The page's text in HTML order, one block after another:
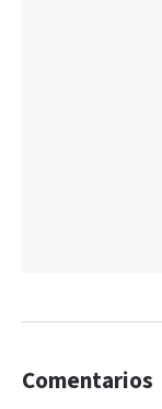
Comentarios